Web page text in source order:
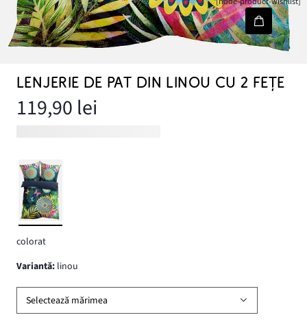
LENJERIE DE PAT DIN LINOU CU 2 FEȚE
119,90 lei
colorat
variantă: linou
Selectează mărimea